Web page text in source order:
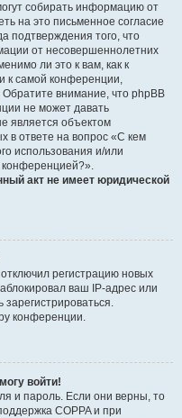
собирать информацию от
на это письменное согласие
подтверждения того, что
от несовершеннолетних
ли это к вам, как к
к самой конференции,
внимание, что phpBB
не может давать
является объектом
в ответе на вопрос «С кем
использования и/или
конференцией?».
акт не имеет юридической
регистрацию новых
ваш IP-адрес или
конференции.
войти!
и пароль. Если они верны, то
COPPA и при